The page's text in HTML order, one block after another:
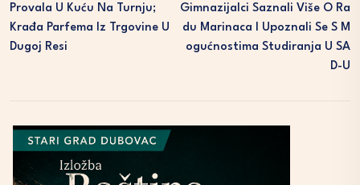
Provala U Kuću Na Turnju;
Krađa Parfema Iz Trgovine U
Dugoj Resi
Gimnazijalci Saznali Više O Ra
Du Marinaca I Upoznali Se S M
Ogućnostima Studiranja U SA
D-U